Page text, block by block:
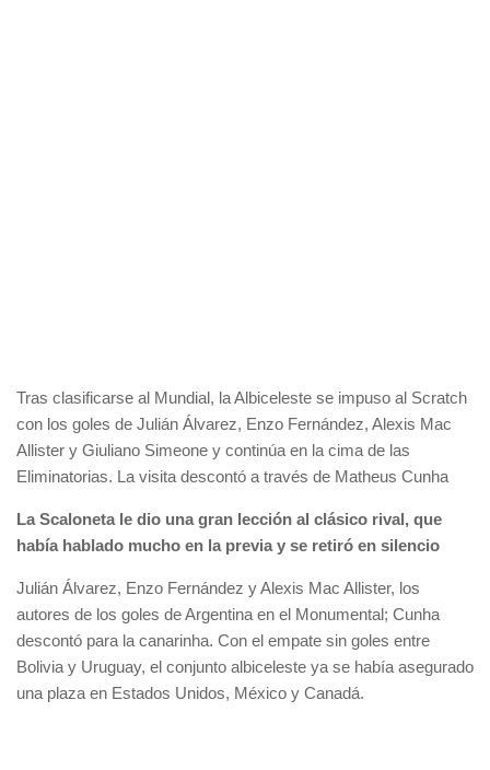
Tras clasificarse al Mundial, la Albiceleste se impuso al Scratch
con los goles de Julián Álvarez, Enzo Fernández, Alexis Mac
Allister y Giuliano Simeone y continúa en la cima de las
Eliminatorias. La visita descontó a través de Matheus Cunha
La Scaloneta le dio una gran lección al clásico rival, que
había hablado mucho en la previa y se retiró en silencio
Julián Álvarez, Enzo Fernández y Alexis Mac Allister, los
autores de los goles de Argentina en el Monumental; Cunha
descontó para la canarinha. Con el empate sin goles entre
Bolivia y Uruguay, el conjunto albiceleste ya se había asegurado
una plaza en Estados Unidos, México y Canadá.